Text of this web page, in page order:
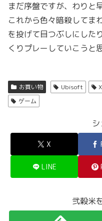
まだ序盤ですが、わりと
これから色々暗殺してま
を投げて目つぶしにした
くりプレーしていこうと
お買い物 Ubisoft
ゲーム
X
LINE
弐穀米